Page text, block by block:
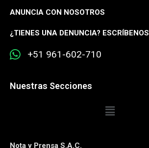
ANUNCIA CON NOSOTROS
¿TIENES UNA DENUNCIA? ESCRÍBENOS
+51 961-602-710
Nuestras Secciones
Nota y Prensa S.A.C.